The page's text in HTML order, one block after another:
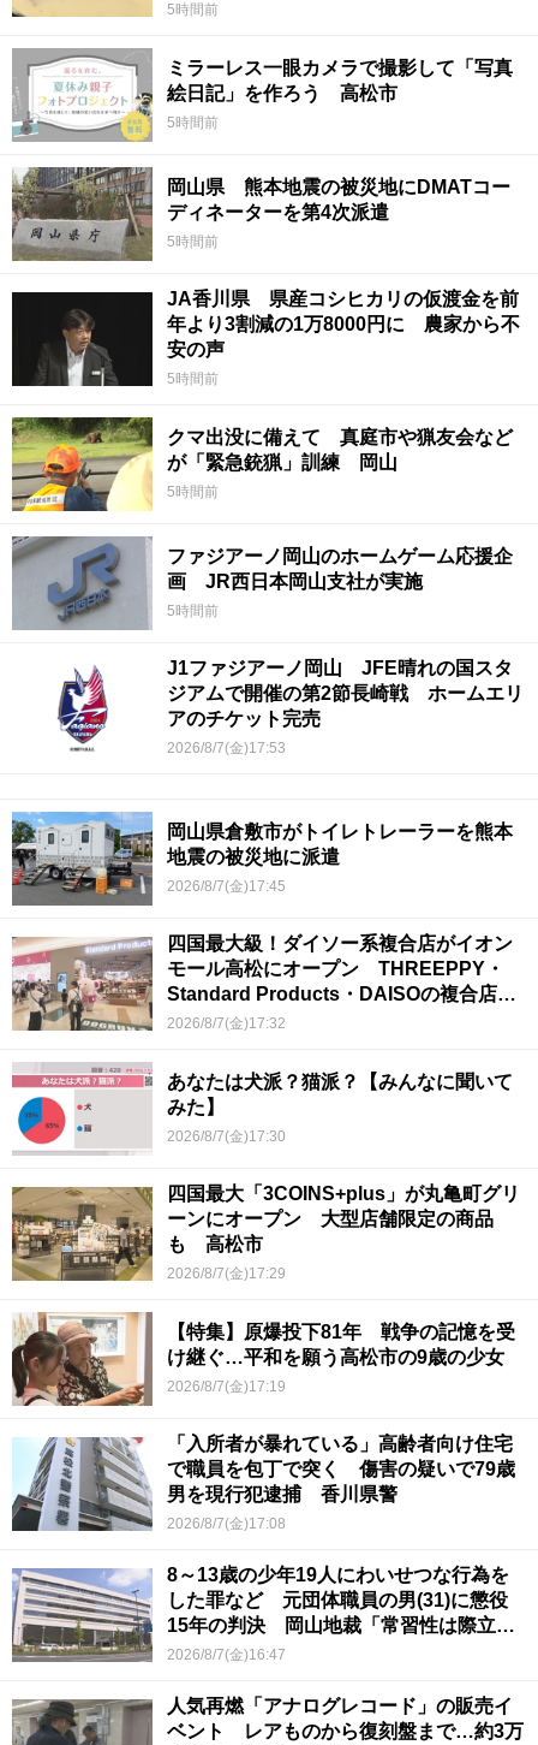
5時間前
ミラーレス一眼カメラで撮影して「写真
絵日記」を作ろう 高松市
5時間前
岡山県 熊本地震の被災地にDMATコー
ディネーターを第4次派遣
5時間前
JA香川県 県産コシヒカリの仮渡金を前
年より3割減の1万8000円に 農家から不
安の声
5時間前
クマ出没に備えて 真庭市や猟友会など
が「緊急銃猟」訓練 岡山
5時間前
ファジアーノ岡山のホームゲーム応援企
画 JR西日本岡山支社が実施
5時間前
J1ファジアーノ岡山 JFE晴れの国スタ
ジアムで開催の第2節長崎戦 ホームエリ
アのチケット完売
2026/8/7(金)17:53
岡山県倉敷市がトイレトレーラーを熊本
地震の被災地に派遣
2026/8/7(金)17:45
四国最大級！ダイソー系複合店がイオン
モール高松にオープン THREEPPY・
Standard Products・DAISOの複合店は
香川県初
2026/8/7(金)17:32
あなたは犬派？猫派？【みんなに聞いて
みた】
2026/8/7(金)17:30
四国最大「3COINS+plus」が丸亀町グリ
ーンにオープン 大型店舗限定の商品
も 高松市
2026/8/7(金)17:29
【特集】原爆投下81年 戦争の記憶を受
け継ぐ…平和を願う高松市の9歳の少女
2026/8/7(金)17:19
「入所者が暴れている」高齢者向け住宅
で職員を包丁で突く 傷害の疑いで79歳
男を現行犯逮捕 香川県警
2026/8/7(金)17:08
8～13歳の少年19人にわいせつな行為を
した罪など 元団体職員の男(31)に懲役
15年の判決 岡山地裁「常習性は際立っ
ていて被害結果も非常に重い」
2026/8/7(金)16:47
人気再燃「アナログレコード」の販売イ
ベント レアものから復刻盤まで…約3万